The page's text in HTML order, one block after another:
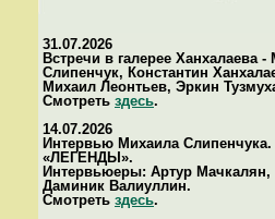
31.07.2026
Встречи в галерее Ханхалаева -
Слипенчук, Константин
Михаил Леонтьев, Эркин
Смотреть здесь.
14.07.2026
Интервью Михаила Слипенчука.
«ЛЕГЕНДЫ».
Интервьюеры: Артур Мачкалян,
Даминик Валиуллин.
Смотреть здесь.